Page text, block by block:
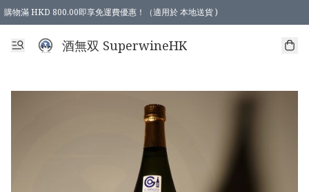
購物滿 HKD 800.00即享免運費優惠！（適用於 本地送貨 )
酒無双 SuperwineHK